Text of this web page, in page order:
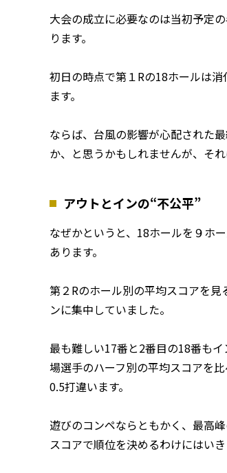
大会の成立に必要なのは当初予定
ります。
初日の時点で第１Rの18ホールは
ます。
ならば、台風の影響が心配された
か、と思うかもしれませんが、それ
アウトとインの“不公平”
なぜかというと、18ホールを９ホ
あります。
第２Rのホール別の平均スコアを
ンに集中していました。
最も難しい17番と2番目の18番も
場選手のハーフ別の平均スコアを
0.5打違います。
遊びのコンペならともかく、最高
スコアで順位を決めるわけにはいき